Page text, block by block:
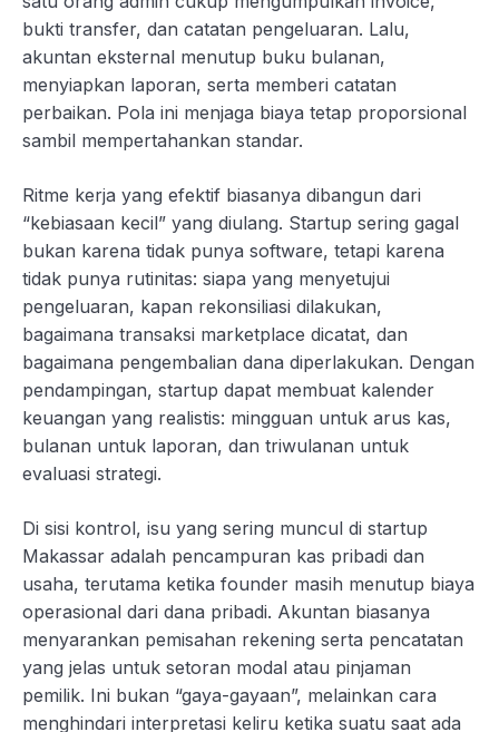
bukti transfer, dan catatan pengeluaran. Lalu,
akuntan eksternal menutup buku bulanan,
menyiapkan laporan, serta memberi catatan
perbaikan. Pola ini menjaga biaya tetap proporsional
sambil mempertahankan standar.
Ritme kerja yang efektif biasanya dibangun dari
“kebiasaan kecil” yang diulang. Startup sering gagal
bukan karena tidak punya software, tetapi karena
tidak punya rutinitas: siapa yang menyetujui
pengeluaran, kapan rekonsiliasi dilakukan,
bagaimana transaksi marketplace dicatat, dan
bagaimana pengembalian dana diperlakukan. Dengan
pendampingan, startup dapat membuat kalender
keuangan yang realistis: mingguan untuk arus kas,
bulanan untuk laporan, dan triwulanan untuk
evaluasi strategi.
Di sisi kontrol, isu yang sering muncul di startup
Makassar adalah pencampuran kas pribadi dan
usaha, terutama ketika founder masih menutup biaya
operasional dari dana pribadi. Akuntan biasanya
menyarankan pemisahan rekening serta pencatatan
yang jelas untuk setoran modal atau pinjaman
pemilik. Ini bukan “gaya-gayaan”, melainkan cara
menghindari interpretasi keliru ketika suatu saat ada